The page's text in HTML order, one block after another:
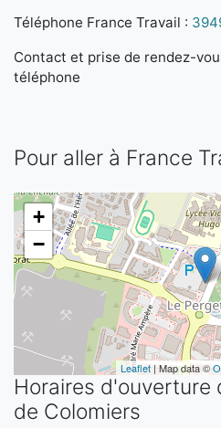
Téléphone France Travail :
Contact et prise de rendez-
téléphone
Pour aller à France
+
−
Leaflet| Map data ©
Horaires d'ouverture
de Colomiers